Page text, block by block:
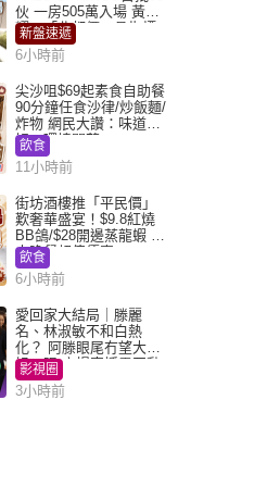
伙 一房505萬入場 黃光
耀：「北都價」具指標
作用
新盤速遞
6小時前
尖沙咀$69起素食自助餐
90分鐘任食沙律/炒飯麵/
炸物 網民大讚：味道
好，環境闊落
飲食
11小時前
街坊酒樓推「平民價」
歎奢華盛宴！$9.8紅燒
BB鴿/$28開邊蒸龍蝦 3
大晚餐超值優惠
飲食
6小時前
愛回家大結局｜滕麗
名、林淑敏不和白熱
化？ 阿滕眼尾冇望大小
姐一眼 商場直播零互動
影視圈
3小時前